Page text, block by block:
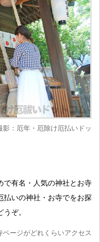
：厄年・厄除け厄払いドッ
で有名・人気の神社とお寺
払いの神社・お寺でをお探
ぞ。
ージがどれくらいアクセス